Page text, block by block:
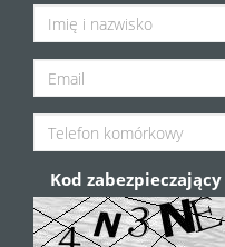
Kod zabezpieczający